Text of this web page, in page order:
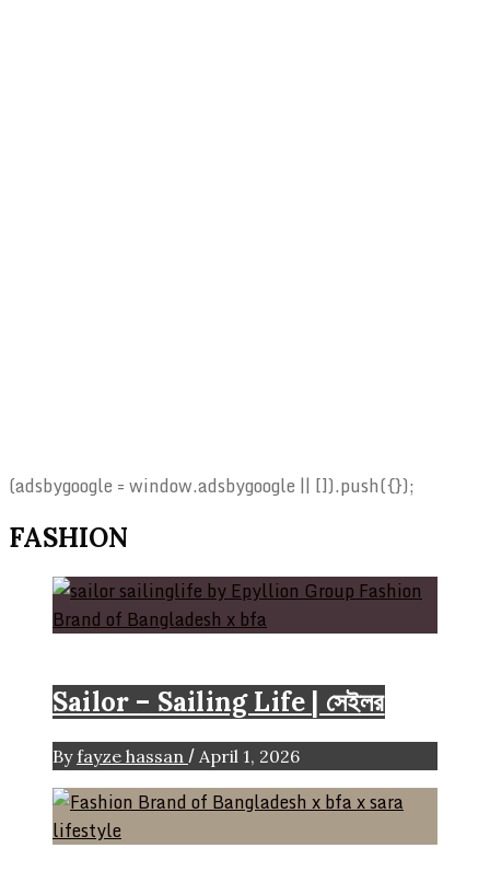
(adsbygoogle = window.adsbygoogle || []).push({});
FASHION
Sailor – Sailing Life | সেইলর
By fayze hassan / April 1, 2026